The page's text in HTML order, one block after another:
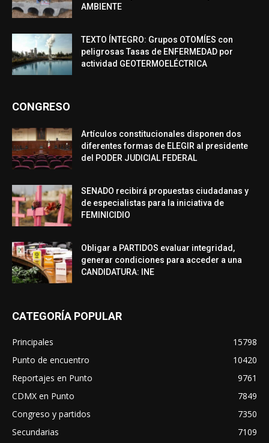
AMBIENTE
TEXTO ÍNTEGRO: Grupos OTOMÍES con
peligrosas Tasas de ENFERMEDAD por
actividad GEOTERMOELÉCTRICA
CONGRESO
Artículos constitucionales disponen dos
diferentes formas de ELEGIR al presidente
del PODER JUDICIAL FEDERAL
SENADO recibirá propuestas ciudadanas y
de especialistas para la iniciativa de
FEMINICIDIO
Obligar a PARTIDOS evaluar integridad,
generar condiciones para acceder a una
CANDIDATURA: INE
CATEGORÍA POPULAR
Principales
15798
Punto de encuentro
10420
Reportajes en Punto
9761
CDMX en Punto
7849
Congreso y partidos
7350
Secundarias
7109